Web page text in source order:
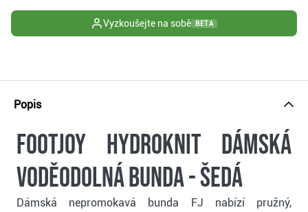
Vyzkoušejte na sobě BETA
Popis
FootJoy Hydroknit dámská
voděodolná bunda - šedá
Dámská nepromokavá bunda FJ nabízí pružný,